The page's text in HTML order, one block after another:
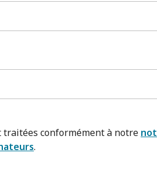
traitées conformément à notre
.